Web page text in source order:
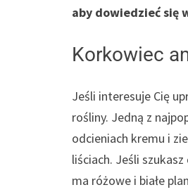
aby dowiedzieć się
Korkowiec
Jeśli interesuje Cię
rośliny. Jedną z
odcieniach kremu i
liściach. Jeśli
ma różowe i białe